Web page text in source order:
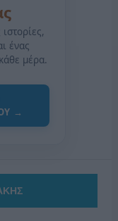
ένας
μέρα.
→